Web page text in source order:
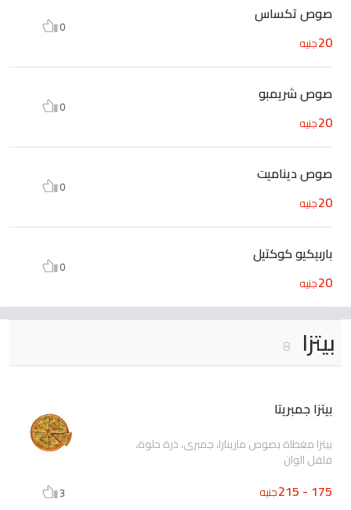
صوص تكساس
20جنيه
0
صوص شريمبو
20جنيه
0
صوص ديناميت
20جنيه
0
باربيكيو كوكتيل
20جنيه
0
بيتزا 8
بيتزا جمبريتا
بيتزا مغطاة بصوص مارينارا، جمبرى، ذرة حلوة،
فلفل الوان
175 - 215 جنيه 3